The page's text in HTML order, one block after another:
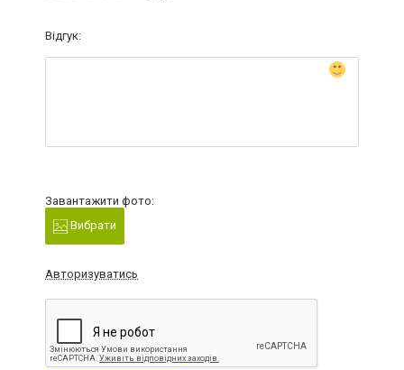
Відгук:
Завантажити фото:
Вибрати
Авторизуватись